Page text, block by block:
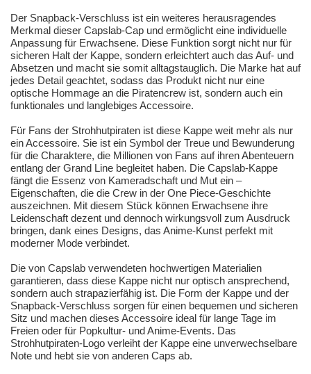
Der Snapback-Verschluss ist ein weiteres herausragendes
Merkmal dieser Capslab-Cap und ermöglicht eine individuelle
Anpassung für Erwachsene. Diese Funktion sorgt nicht nur für
sicheren Halt der Kappe, sondern erleichtert auch das Auf- und
Absetzen und macht sie somit alltagstauglich. Die Marke hat auf
jedes Detail geachtet, sodass das Produkt nicht nur eine
optische Hommage an die Piratencrew ist, sondern auch ein
funktionales und langlebiges Accessoire.
Für Fans der Strohhutpiraten ist diese Kappe weit mehr als nur
ein Accessoire. Sie ist ein Symbol der Treue und Bewunderung
für die Charaktere, die Millionen von Fans auf ihren Abenteuern
entlang der Grand Line begleitet haben. Die Capslab-Kappe
fängt die Essenz von Kameradschaft und Mut ein –
Eigenschaften, die die Crew in der One Piece-Geschichte
auszeichnen. Mit diesem Stück können Erwachsene ihre
Leidenschaft dezent und dennoch wirkungsvoll zum Ausdruck
bringen, dank eines Designs, das Anime-Kunst perfekt mit
moderner Mode verbindet.
Die von Capslab verwendeten hochwertigen Materialien
garantieren, dass diese Kappe nicht nur optisch ansprechend,
sondern auch strapazierfähig ist. Die Form der Kappe und der
Snapback-Verschluss sorgen für einen bequemen und sicheren
Sitz und machen dieses Accessoire ideal für lange Tage im
Freien oder für Popkultur- und Anime-Events. Das
Strohhutpiraten-Logo verleiht der Kappe eine unverwechselbare
Note und hebt sie von anderen Caps ab.